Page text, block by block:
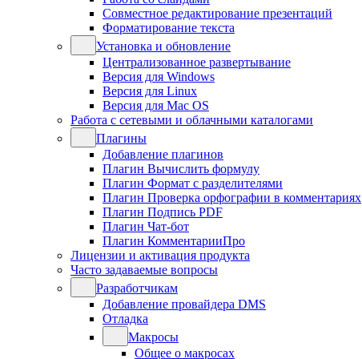
Совместное редактирование презентаций
Форматирование текста
Установка и обновление
Централизованное развертывание
Версия для Windows
Версия для Linux
Версия для Mac OS
Работа с сетевыми и облачными каталогами
Плагины
Добавление плагинов
Плагин Вычислить формулу
Плагин Формат с разделителями
Плагин Проверка орфографии в комментариях
Плагин Подпись PDF
Плагин Чат-бот
Плагин КомментарииПро
Лицензии и активация продукта
Часто задаваемые вопросы
Разработчикам
Добавление провайдера DMS
Отладка
Макросы
Общее о макросах